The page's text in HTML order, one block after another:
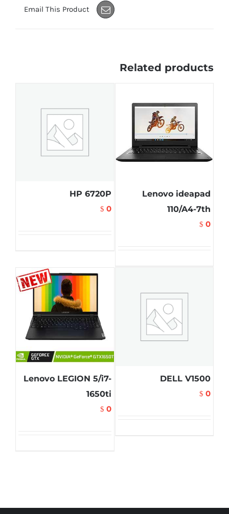
Email This Product
Related products
Lenovo ideapad
110/A4-7th
$ 0
HP 6720P
$ 0
DELL V1500
$ 0
Lenovo LEGION 5/i7-
1650ti
$ 0